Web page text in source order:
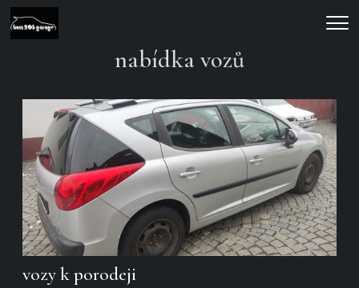
nabídka vozů
vozy k porodeji